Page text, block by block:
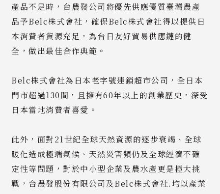
產品不足時，台農發公司將優先供應優質臺灣農產
品予Belc株式會社，確保Belc株式會社得以提供日
本消費者貨源充足，為台日友好貿易供應鏈的健
全，做出最佳合作典範。
Belc株式會社為日本老字號連鎖超市公司，全日本
門市超過130間，且擁有60年以上的創業歷史，深受
日本當地消費者喜愛。
此外，面對21世紀全球天然資源的逐步衰竭、全球
暖化造成極端氣候、天然災害頻仍及全球經濟不確
定性等問題，對於中小型企業及農水產更是極大挑
戰，台農發股份有限公司及Belc株式會社.均以產業